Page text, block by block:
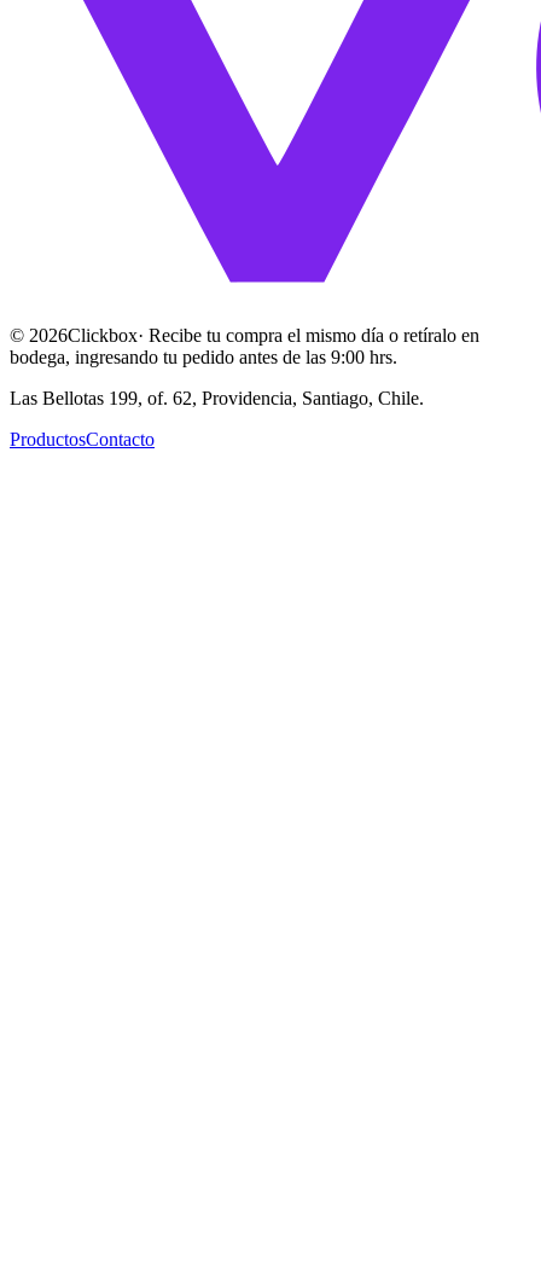
© 2026Clickbox· Recibe tu compra el mismo día o retíralo en
bodega, ingresando tu pedido antes de las 9:00 hrs.
Las Bellotas 199, of. 62, Providencia, Santiago, Chile.
ProductosContacto